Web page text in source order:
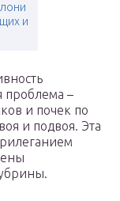
и
проблема –
и почек по
и подвоя. Эта